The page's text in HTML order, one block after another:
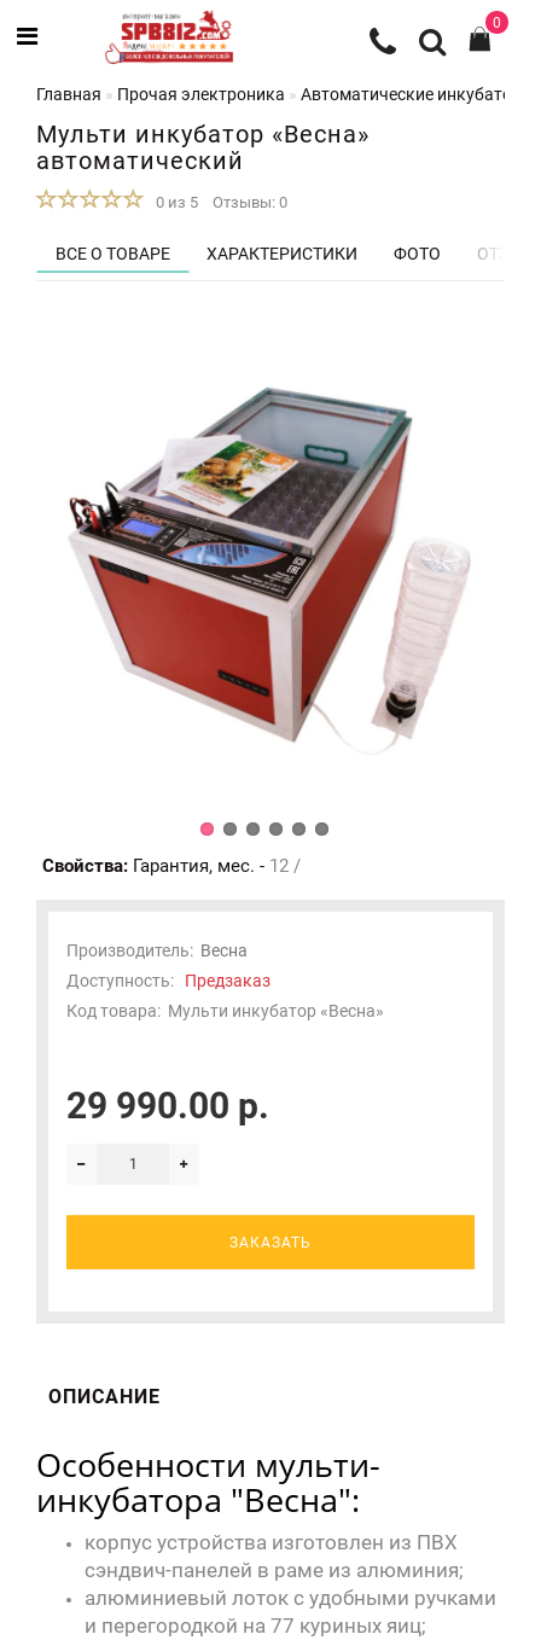
0
Главная Прочая электроника Автоматические инкубаторы
Мульти инкубатор «Весна»
автоматический
0 из 5 Отзывы: 0
ВСЕ О ТОВАРЕ ХАРАКТЕРИСТИКИ ФОТО
Свойства: Гарантия, мес. - 12 /
Производитель: Весна
Доступность: Предзаказ
Код товара: Мульти инкубатор «Весна»
29 990.00 р.
ЗАКАЗАТЬ
ОПИСАНИЕ
Особенности мульти-
инкубатора "Весна":
корпус устройства изготовлен из ПВХ
сэндвич-панелей в раме из алюминия;
алюминиевый лоток с удобными ручками
и перегородкой на 77 куриных яиц;